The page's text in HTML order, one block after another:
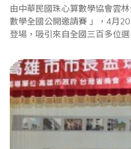
由中華民國珠心算數學協會雲
數學全國公開邀請賽 」，4月
登場，吸引來自全國三百多位
使大會增色不少。 比賽在大會會長吳啟弘的口令下揭開序幕，參賽
小選手個個具備神機妙算的絕
十時出爐，最小選手是5歲的吳